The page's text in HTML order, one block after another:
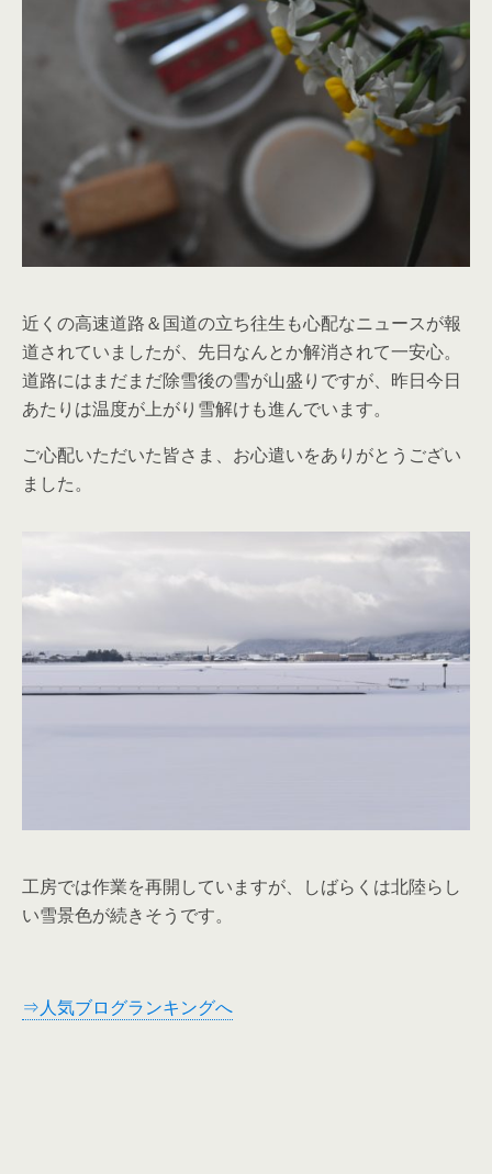
近くの高速道路＆国道の立ち往生も心配なニュースが報
道されていましたが、先日なんとか解消されて一安心。
道路にはまだまだ除雪後の雪が山盛りですが、昨日今日
あたりは温度が上がり雪解けも進んでいます。
ご心配いただいた皆さま、お心遣いをありがとうござい
ました。
工房では作業を再開していますが、しばらくは北陸らし
い雪景色が続きそうです。
⇒人気ブログランキングへ